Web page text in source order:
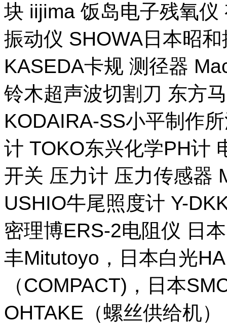
块 iijima 饭岛电子残氧
振动仪 SHOWA日本昭
KASEDA卡规 测径器
铃木超声波切割刀 东方
KODAIRA-SS小平制作
计 TOKO东兴化学PH计
开关 压力计 压力传感器
USHIO牛尾照度计 Y-
密理博ERS-2电阻仪 日
丰Mitutoyo，日本白光
（COMPACT)，日本
OHTAKE（螺丝供给机